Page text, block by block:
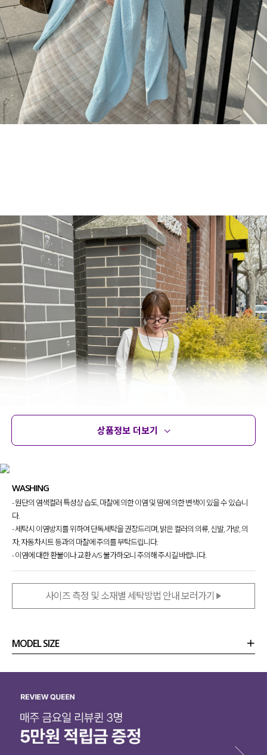
상품정보 더보기
WASHING
- 원단의 염색컬러 특성상 습도, 마찰에 의한 이염 및 땀에 의한 변색이 있을 수 있습니
다.
- 세탁시 이염방지를 위하여 단독세탁을 권장드리며, 밝은 컬러의 의류, 신발, 가방, 의
자, 자동차시트 등과의 마찰에 주의를 부탁드립니다.
- 이염에 대한 환불이나 교환 A/S 불가하오니 주의해 주시길 바랍니다.
사이즈 측정 및 소재별 세탁방법 안내 보러가기
MODEL SIZE